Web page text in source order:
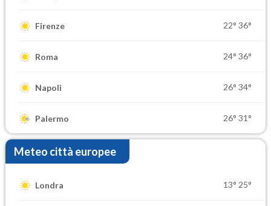
Firenze 22° 36°
Roma 24° 36°
Napoli 26° 34°
Palermo 26° 31°
Meteo città europee
Londra 13° 25°